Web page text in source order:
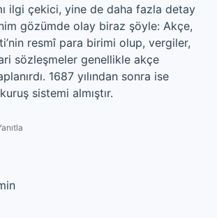
ilgi çekici, yine de daha fazla detay
gözümde olay biraz şöyle: Akçe,
resmî para birimi olup, vergiler,
sözleşmeler genellikle akçe
1687 yılından sonra ise
sistemi almıştır.